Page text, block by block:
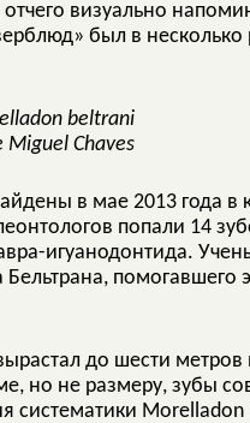
визуально
был в несколько
beltrani
Miguel Chaves
в мае 2013 года в
попали 14
игуанодонтида.
помогавшего
до шести
но не размеру, зубы
систематики Morelladon